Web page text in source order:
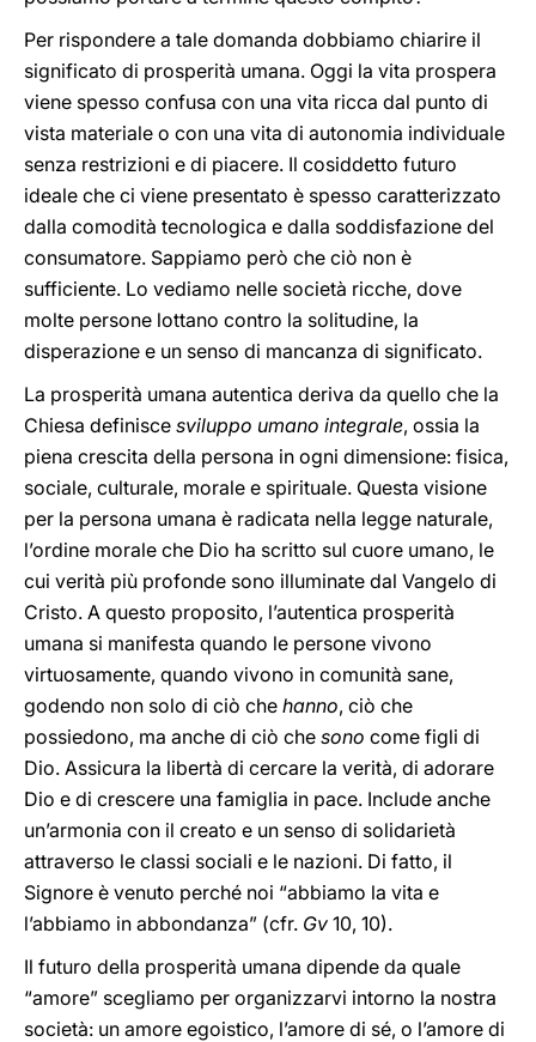
Per rispondere a tale domanda dobbiamo chiarire il
significato di prosperità umana. Oggi la vita prospera
viene spesso confusa con una vita ricca dal punto di
vista materiale o con una vita di autonomia individuale
senza restrizioni e di piacere. Il cosiddetto futuro
ideale che ci viene presentato è spesso caratterizzato
dalla comodità tecnologica e dalla soddisfazione del
consumatore. Sappiamo però che ciò non è
sufficiente. Lo vediamo nelle società ricche, dove
molte persone lottano contro la solitudine, la
disperazione e un senso di mancanza di significato.
La prosperità umana autentica deriva da quello che la
Chiesa definisce sviluppo umano integrale, ossia la
piena crescita della persona in ogni dimensione: fisica,
sociale, culturale, morale e spirituale. Questa visione
per la persona umana è radicata nella legge naturale,
l’ordine morale che Dio ha scritto sul cuore umano, le
cui verità più profonde sono illuminate dal Vangelo di
Cristo. A questo proposito, l’autentica prosperità
umana si manifesta quando le persone vivono
virtuosamente, quando vivono in comunità sane,
godendo non solo di ciò che hanno, ciò che
possiedono, ma anche di ciò che sono come figli di
Dio. Assicura la libertà di cercare la verità, di adorare
Dio e di crescere una famiglia in pace. Include anche
un’armonia con il creato e un senso di solidarietà
attraverso le classi sociali e le nazioni. Di fatto, il
Signore è venuto perché noi “abbiamo la vita e
l’abbiamo in abbondanza” (cfr. Gv 10, 10).
Il futuro della prosperità umana dipende da quale
“amore” scegliamo per organizzarvi intorno la nostra
società: un amore egoistico, l’amore di sé, o l’amore di